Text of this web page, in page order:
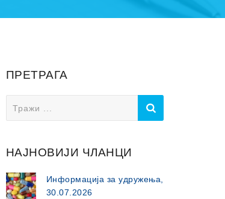
ПРЕТРАГА
for:
НАЈНОВИЈИ ЧЛАНЦИ
Информација за удружења,
30.07.2026